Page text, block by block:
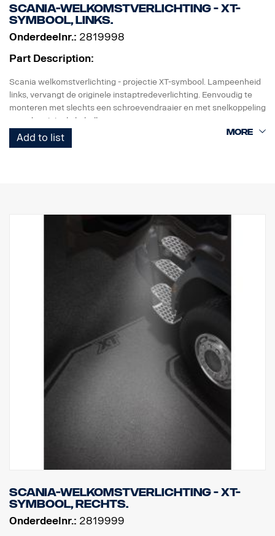
Scania-welkomstverlichting - XT-
symbool, links.
Onderdeelnr.: 2819998
Part Description:
Scania welkomstverlichting - projectie XT-symbool. Lampeenheid
links, vervangt de originele instaptredeverlichting. Eenvoudig te
monteren met slechts een schroevendraaier en met snelkoppeling
voor de originele kabelboom.
Opmerking. Alleen bestemd voor vrachtwagens met originele
Add to list
Scania-welkomstverlichting - XT-
symbool, rechts.
Onderdeelnr.: 2819999